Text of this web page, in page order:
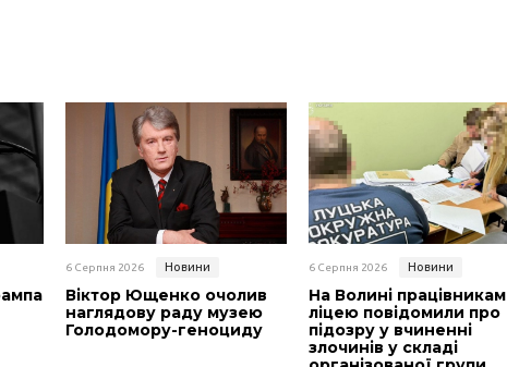
6 Серпня 2026 Новини
Віктор Ющенко очолив
наглядову раду музею
Голодомору-геноциду
6 Серпня 2026 Новини
На Волині працівникам
ліцею повідомили про
підозру у вчиненні
злочинів у складі